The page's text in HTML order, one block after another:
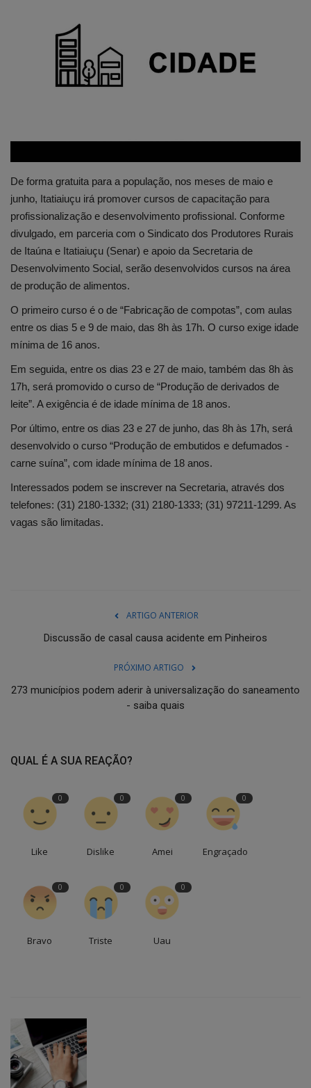
Edições em PDF
De forma gratuita para a população, nos meses de maio e
junho, Itatiaiuçu irá promover cursos de capacitação para
profissionalização e desenvolvimento profissional. Conforme
divulgado, em parceria com o Sindicato dos Produtores Rurais
de Itaúna e Itatiaiuçu (Senar) e apoio da Secretaria de
Desenvolvimento Social, serão desenvolvidos cursos na área
de produção de alimentos.
O primeiro curso é o de “Fabricação de compotas”, com aulas
entre os dias 5 e 9 de maio, das 8h às 17h. O curso exige idade
mínima de 16 anos.
Em seguida, entre os dias 23 e 27 de maio, também das 8h às
17h, será promovido o curso de “Produção de derivados de
leite”. A exigência é de idade mínima de 18 anos.
Por último, entre os dias 23 e 27 de junho, das 8h às 17h, será
desenvolvido o curso “Produção de embutidos e defumados -
carne suína”, com idade mínima de 18 anos.
Interessados podem se inscrever na Secretaria, através dos
telefones: (31) 2180-1332; (31) 2180-1333; (31) 97211-1299. As
vagas são limitadas.
ARTIGO ANTERIOR
Discussão de casal causa acidente em Pinheiros
PRÓXIMO ARTIGO
273 municípios podem aderir à universalização do saneamento
- saiba quais
QUAL É A SUA REAÇÃO?
0
Like
0
Dislike
0
Amei
0
Engraçado
0
Bravo
0
Triste
0
Uau